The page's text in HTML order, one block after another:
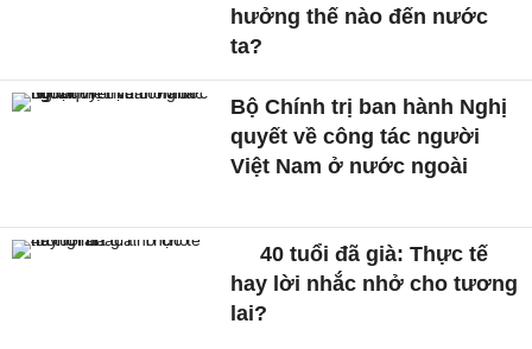
hưởng thế nào đến nước
ta?
Bộ Chính trị ban hành Nghị
quyết về công tác người
Việt Nam ở nước ngoài
40 tuổi đã già: Thực tế
hay lời nhắc nhở cho tương
lai?